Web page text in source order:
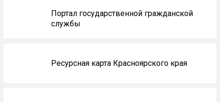
Портал государственной гражданской
службы
Ресурсная карта Красноярского края